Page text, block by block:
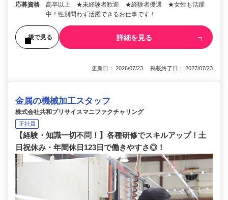
応募資格
高卒以上 ★未経験者歓迎 ★経験者優遇 ★女性も活躍
中！性別問わず活躍できるお仕事です！
後で見る 詳細を見る
更新日： 2026/07/23 掲載終了日： 2027/07/23
金属の機械加工スタッフ
株式会社共和プリサイスマニファクチャリング
正社員
【経験・知識一切不問！】各種研修でスキルアップ！土
日祝休み・年間休日123日で働きやすさ◎！